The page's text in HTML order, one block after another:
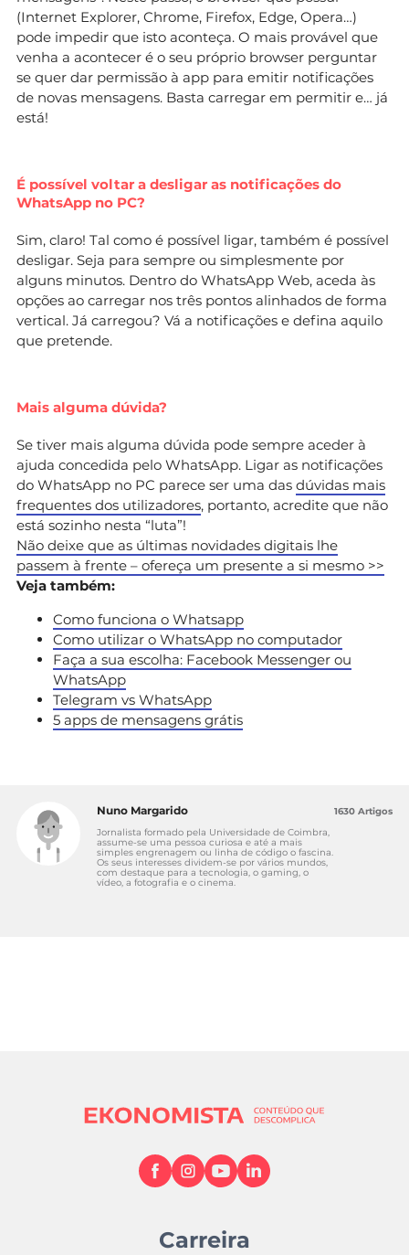
(Internet Explorer, Chrome, Firefox, Edge, Opera…)
pode impedir que isto aconteça. O mais provável que
venha a acontecer é o seu próprio browser perguntar
se quer dar permissão à app para emitir notificações
de novas mensagens. Basta carregar em permitir e… já
está!
É possível voltar a desligar as notificações do
WhatsApp no PC?
Sim, claro! Tal como é possível ligar, também é possível
desligar. Seja para sempre ou simplesmente por
alguns minutos. Dentro do WhatsApp Web, aceda às
opções ao carregar nos três pontos alinhados de forma
vertical. Já carregou? Vá a notificações e defina aquilo
que pretende.
Mais alguma dúvida?
Se tiver mais alguma dúvida pode sempre aceder à
ajuda concedida pelo WhatsApp. Ligar as notificações
do WhatsApp no PC parece ser uma das dúvidas mais
frequentes dos utilizadores, portanto, acredite que não
está sozinho nesta “luta”!
Não deixe que as últimas novidades digitais lhe
passem à frente – ofereça um presente a si mesmo >>
Veja também:
Como funciona o Whatsapp
Como utilizar o WhatsApp no computador
Faça a sua escolha: Facebook Messenger ou
WhatsApp
Telegram vs WhatsApp
5 apps de mensagens grátis
Nuno Margarido
Jornalista formado pela Universidade de Coimbra,
assume-se uma pessoa curiosa e até a mais
simples engrenagem ou linha de código o fascina.
Os seus interesses dividem-se por vários mundos,
com destaque para a tecnologia, o gaming, o
vídeo, a fotografia e o cinema.
1630 Artigos
Carreira